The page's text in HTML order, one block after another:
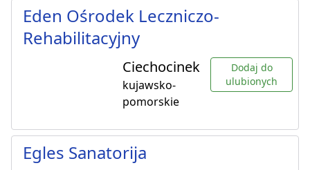
Eden Ośrodek Leczniczo-
Rehabilitacyjny
Ciechocinek
kujawsko-
pomorskie
Dodaj do
ulubionych
Egles Sanatorija